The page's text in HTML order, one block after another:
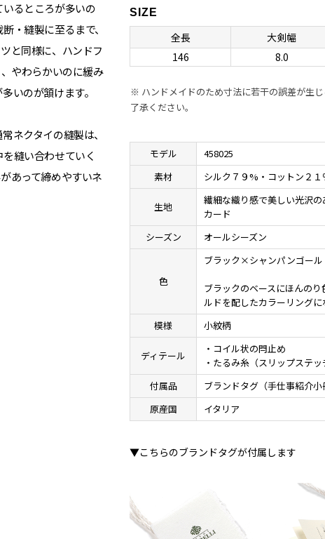
るところが多いの
・縫製に至るまで、
と同様に、ハンドフ
やわらかいのに緩み
いのが頷けます。
ネクタイの縫製は、
縫い合わせていく
あって締めやすいネ
SIZE
全長 大剣幅
146
8.0
※ ハンドメイドのため寸法に若干の誤差が生
了承ください。
モデル
458025
素材
シルク７９%・コットン２１
生地
繊細な織り感で美しい光沢
カード
シーズン
オールシーズン
色
ブラック×シャンパンゴール
ブラックのベースにほんの
ルドを配したカラーリングに
模様
小紋柄
ディテール
・コイル状の閂止め
・たるみ糸（スリップステッ
付属品
ブランドタグ（手仕事紹介
原産国
イタリア
▼こちらのブランドタグが付属します